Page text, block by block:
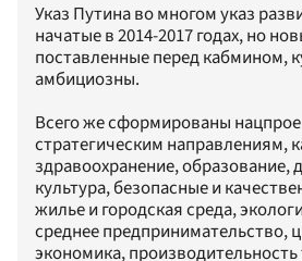
Указ Путина во многом указ
начатые в 2014-2017 годах, но
поставленные перед кабмином,
амбициозны.
Всего же сформированы
стратегическим направлениям,
здравоохранение, образование,
культура, безопасные и
жилье и городская среда,
среднее предпринимательство,
экономика,